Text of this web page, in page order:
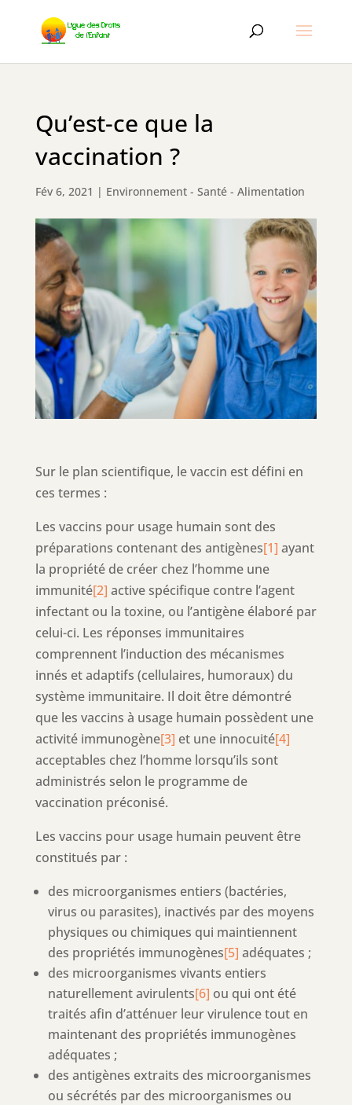
Qu’est-ce que la
vaccination ?
Fév 6, 2021 | Environnement - Santé - Alimentation
Sur le plan scientifique, le vaccin est défini en
ces termes :
Les vaccins pour usage humain sont des
préparations contenant des antigènes[1] ayant
la propriété de créer chez l’homme une
immunité[2] active spécifique contre l’agent
infectant ou la toxine, ou l’antigène élaboré par
celui-ci. Les réponses immunitaires
comprennent l’induction des mécanismes
innés et adaptifs (cellulaires, humoraux) du
système immunitaire. Il doit être démontré
que les vaccins à usage humain possèdent une
activité immunogène[3] et une innocuité[4]
acceptables chez l’homme lorsqu’ils sont
administrés selon le programme de
vaccination préconisé.
Les vaccins pour usage humain peuvent être
constitués par :
des microorganismes entiers (bactéries,
virus ou parasites), inactivés par des moyens
physiques ou chimiques qui maintiennent
des propriétés immunogènes[5] adéquates ;
des microorganismes vivants entiers
naturellement avirulents[6] ou qui ont été
traités afin d’atténuer leur virulence tout en
maintenant des propriétés immunogènes
adéquates ;
des antigènes extraits des microorganismes
ou sécrétés par des microorganismes ou